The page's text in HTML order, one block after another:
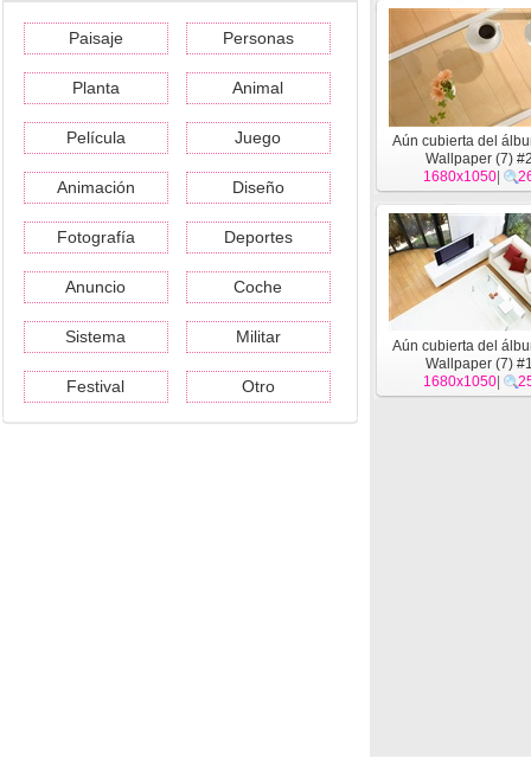
Paisaje Personas
Planta Animal
Película Juego
Animación Diseño
Fotografía Deportes
Anuncio Coche
Sistema Militar
Festival Otro
Aún cubierta del
Wallpaper (7)
1680x1050
Aún cubierta del
Wallpaper (7)
1680x1050